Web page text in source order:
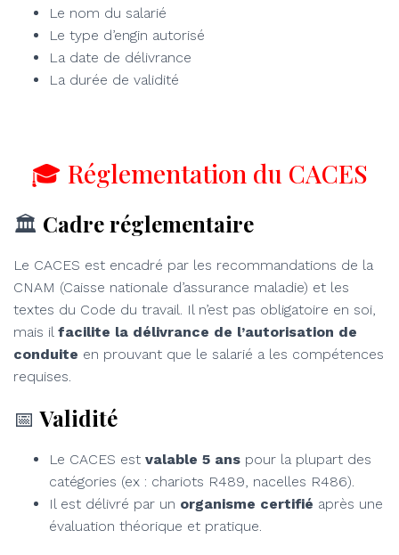
Le nom du salarié
Le type d’engin autorisé
La date de délivrance
La durée de validité
🎓 Réglementation du CACES
🏛 Cadre réglementaire
Le CACES est encadré par les recommandations de la
CNAM (Caisse nationale d’assurance maladie) et les
textes du Code du travail. Il n’est pas obligatoire en soi,
mais il facilite la délivrance de l’autorisation de
conduite en prouvant que le salarié a les compétences
requises.
📅Validité
Le CACES est valable 5 ans pour la plupart des
catégories (ex : chariots R489, nacelles R486).
Il est délivré par un organisme certifié après une
évaluation théorique et pratique.